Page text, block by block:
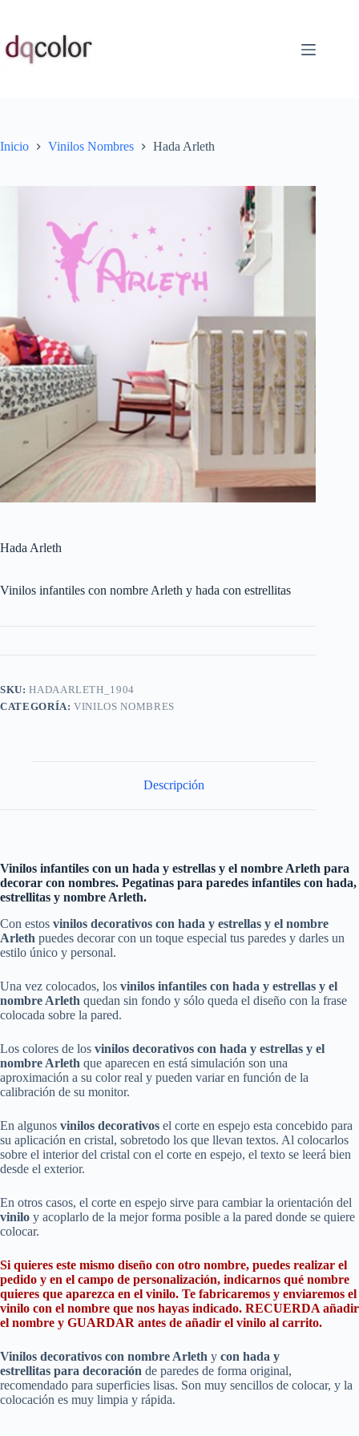
contenido
Inicio Vinilos Nombres Hada Arleth
Hada Arleth
Vinilos infantiles con nombre Arleth y hada con estrellitas
SKU:HADAARLETH_1904
CATEGORÍA:VINILOS NOMBRES
Descripción
Vinilos infantiles con un hada y estrellas y el nombre Arleth para
decorar con nombres. Pegatinas para paredes infantiles con hada,
estrellitas y nombre Arleth.
Con estos vinilos decorativos con hada y estrellas y el nombre
Arleth puedes decorar con un toque especial tus paredes y darles un
estilo único y personal.
Una vez colocados, los vinilos infantiles con hada y estrellas y el
nombre Arleth quedan sin fondo y sólo queda el diseño con la frase
colocada sobre la pared.
Los colores de los vinilos decorativos con hada y estrellas y el
nombre Arleth que aparecen en está simulación son una
aproximación a su color real y pueden variar en función de la
calibración de su monitor.
En algunos vinilos decorativos el corte en espejo esta concebido para
su aplicación en cristal, sobretodo los que llevan textos. Al colocarlos
sobre el interior del cristal con el corte en espejo, el texto se leerá bien
desde el exterior.
En otros casos, el corte en espejo sirve para cambiar la orientación del
vinilo y acoplarlo de la mejor forma posible a la pared donde se quiere
colocar.
Si quieres este mismo diseño con otro nombre, puedes realizar el
pedido y en el campo de personalización, indicarnos qué nombre
quieres que aparezca en el vinilo. Te fabricaremos y enviaremos el
vinilo con el nombre que nos hayas indicado. RECUERDA añadir
el nombre y GUARDAR antes de añadir el vinilo al carrito.
Vinilos decorativos con nombre Arleth y con hada y
estrellitas para decoración de paredes de forma original,
recomendado para superficies lisas. Son muy sencillos de colocar, y la
colocación es muy limpia y rápida.